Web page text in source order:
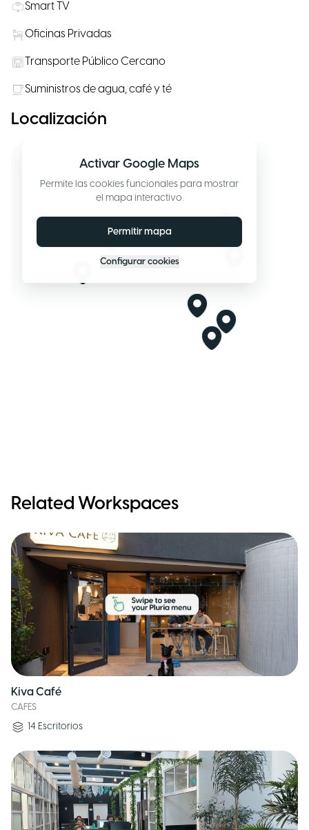
Smart TV
Oficinas Privadas
Transporte Público Cercano
Suministros de agua, café y té
Localización
Activar Google Maps
Permite las cookies funcionales para mostrar
el mapa interactivo.
Permitir mapa
Configurar cookies
Related Workspaces
Kiva Café
CAFES
14 Escritorios